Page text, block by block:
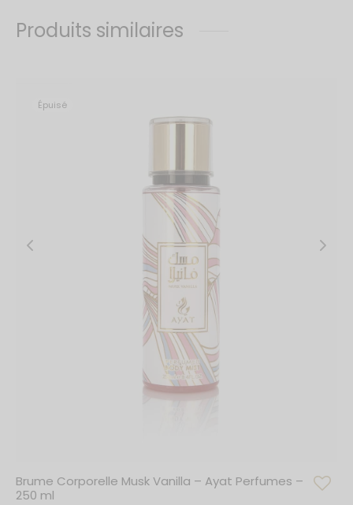
Produits similaires
Épuisé
Brume Corporelle Musk Vanilla – Ayat Perfumes –
250 ml